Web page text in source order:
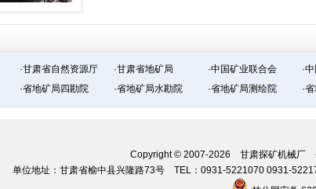
·甘肃省自然资源厅 ·甘肃省地矿局 ·中国矿业联合会 ·
·省地矿局四勘院 ·省地矿局水勘院 ·省地矿局测绘院 ·
Copyright © 2007-2026 甘肃探矿机械厂
单位地址：甘肃省榆中县兴隆路73号 TEL：0931-5221070 0931-